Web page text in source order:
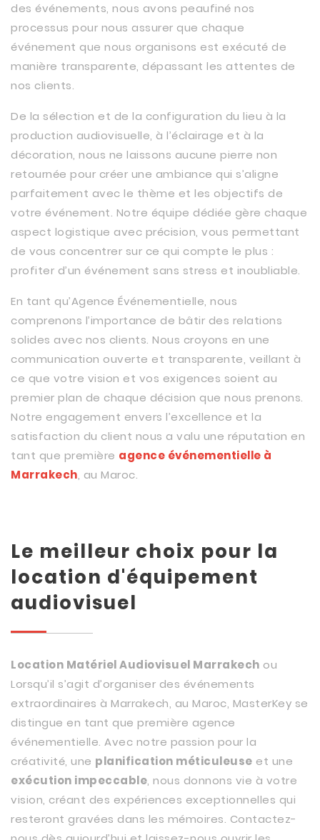
des événements, nous avons peaufiné nos
processus pour nous assurer que chaque
événement que nous organisons est exécuté de
manière transparente, dépassant les attentes de
nos clients.
De la sélection et de la configuration du lieu à la
production audiovisuelle, à l’éclairage et à la
décoration, nous ne laissons aucune pierre non
retournée pour créer une ambiance qui s’aligne
parfaitement avec le thème et les objectifs de
votre événement. Notre équipe dédiée gère chaque
aspect logistique avec précision, vous permettant
de vous concentrer sur ce qui compte le plus :
profiter d’un événement sans stress et inoubliable.
En tant qu’Agence Événementielle, nous
comprenons l’importance de bâtir des relations
solides avec nos clients. Nous croyons en une
communication ouverte et transparente, veillant à
ce que votre vision et vos exigences soient au
premier plan de chaque décision que nous prenons.
Notre engagement envers l’excellence et la
satisfaction du client nous a valu une réputation en
tant que première agence événementielle à
Marrakech, au Maroc.
Le meilleur choix pour la
location d'équipement
audiovisuel
Location Matériel Audiovisuel Marrakech ou
Lorsqu’il s’agit d’organiser des événements
extraordinaires à Marrakech, au Maroc, MasterKey se
distingue en tant que première agence
événementielle. Avec notre passion pour la
créativité, une planification méticuleuse et une
exécution impeccable, nous donnons vie à votre
vision, créant des expériences exceptionnelles qui
resteront gravées dans les mémoires. Contactez-